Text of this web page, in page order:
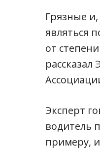
Грязные
являться
от
Эксперт
водитель
примеру,